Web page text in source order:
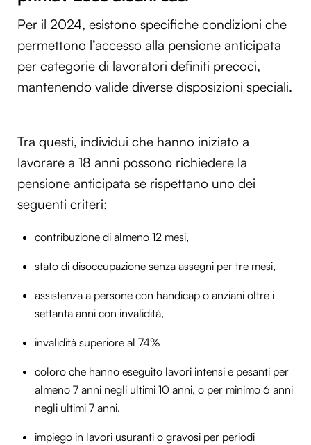
Per il 2024, esistono specifiche condizioni che
permettono l’accesso alla pensione anticipata
per categorie di lavoratori definiti precoci,
mantenendo valide diverse disposizioni speciali.
Tra questi, individui che hanno iniziato a
lavorare a 18 anni possono richiedere la
pensione anticipata se rispettano uno dei
seguenti criteri:
contribuzione di almeno 12 mesi,
stato di disoccupazione senza assegni per tre mesi,
assistenza a persone con handicap o anziani oltre i
settanta anni con invalidità,
invalidità superiore al 74%
coloro che hanno eseguito lavori intensi e pesanti per
almeno 7 anni negli ultimi 10 anni, o per minimo 6 anni
negli ultimi 7 anni.
impiego in lavori usuranti o gravosi per periodi